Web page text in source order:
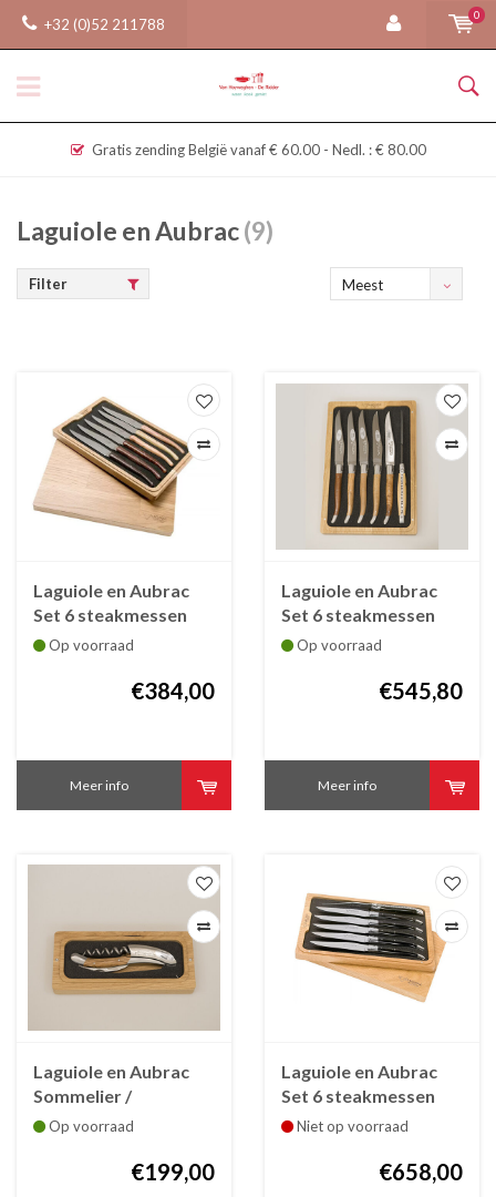
+32 (0)52 211788
0
Gratis zending België vanaf € 60.00 - Nedl. : € 80.00
Laguiole en Aubrac(9)
Filter
Meest
Laguiole en Aubrac
Set 6 steakmessen
Quotidien bois mixte
Op voorraad
€384,00
Meer info
Laguiole en Aubrac
Set 6 steakmessen
Laguiole en Aubrac
houtsoorten
Op voorraad
€545,80
Meer info
Laguiole en Aubrac
Sommelier /
kurkentrekker
Op voorraad
€199,00
Laguiole en Aubrac
Set 6 steakmessen
Laguiole pointe de
Niet op voorraad
€658,00